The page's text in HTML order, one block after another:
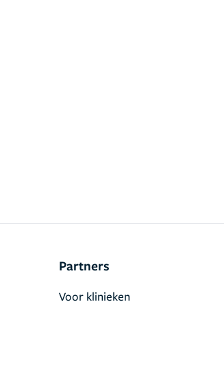
Partners
Voor klinieken